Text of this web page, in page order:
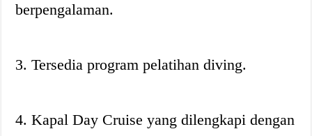
berpengalaman.
3. Tersedia program pelatihan diving.
4. Kapal Day Cruise yang dilengkapi dengan